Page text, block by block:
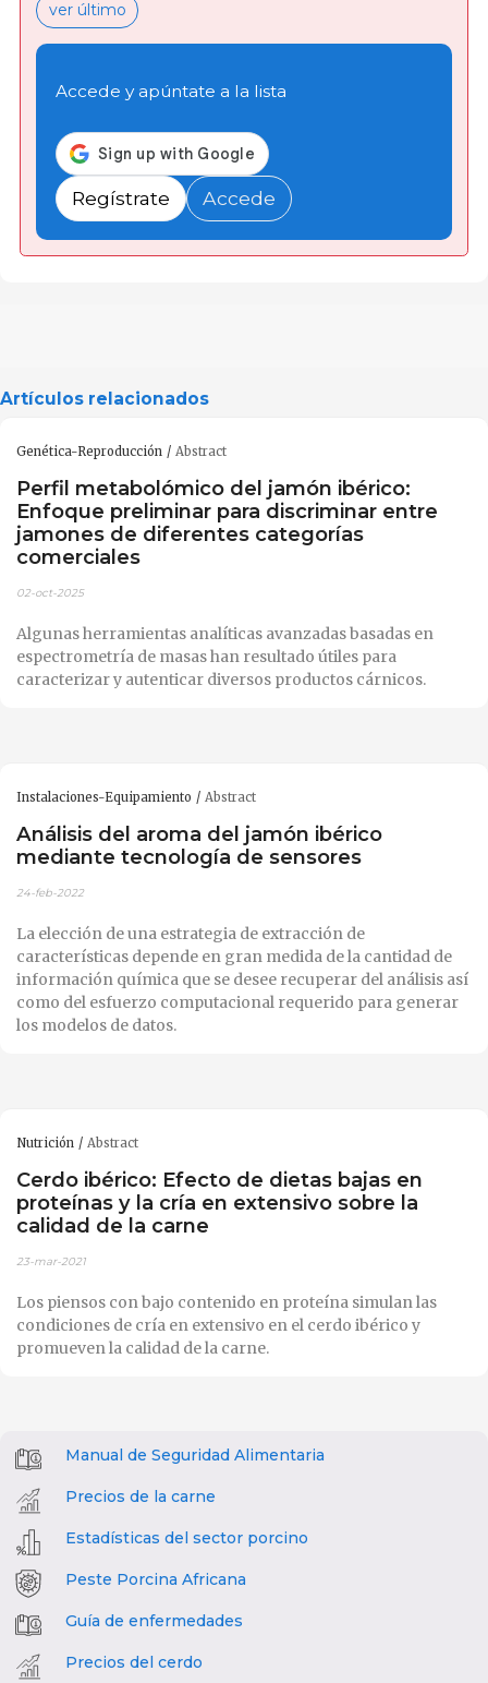
ver último
Accede y apúntate a la lista
Regístrate Accede
Artículos relacionados
Genética-Reproducción Abstract
Perfil metabolómico del jamón ibérico:
Enfoque preliminar para discriminar entre
jamones de diferentes categorías
comerciales
02-oct-2025
Algunas herramientas analíticas avanzadas basadas en
espectrometría de masas han resultado útiles para
caracterizar y autenticar diversos productos cárnicos.
Instalaciones-Equipamiento Abstract
Análisis del aroma del jamón ibérico
mediante tecnología de sensores
24-feb-2022
La elección de una estrategia de extracción de
características depende en gran medida de la cantidad de
información química que se desee recuperar del análisis así
como del esfuerzo computacional requerido para generar
los modelos de datos.
Nutrición Abstract
Cerdo ibérico: Efecto de dietas bajas en
proteínas y la cría en extensivo sobre la
calidad de la carne
23-mar-2021
Los piensos con bajo contenido en proteína simulan las
condiciones de cría en extensivo en el cerdo ibérico y
promueven la calidad de la carne.
Manual de Seguridad Alimentaria
Precios de la carne
Estadísticas del sector porcino
Peste Porcina Africana
Guía de enfermedades
Precios del cerdo